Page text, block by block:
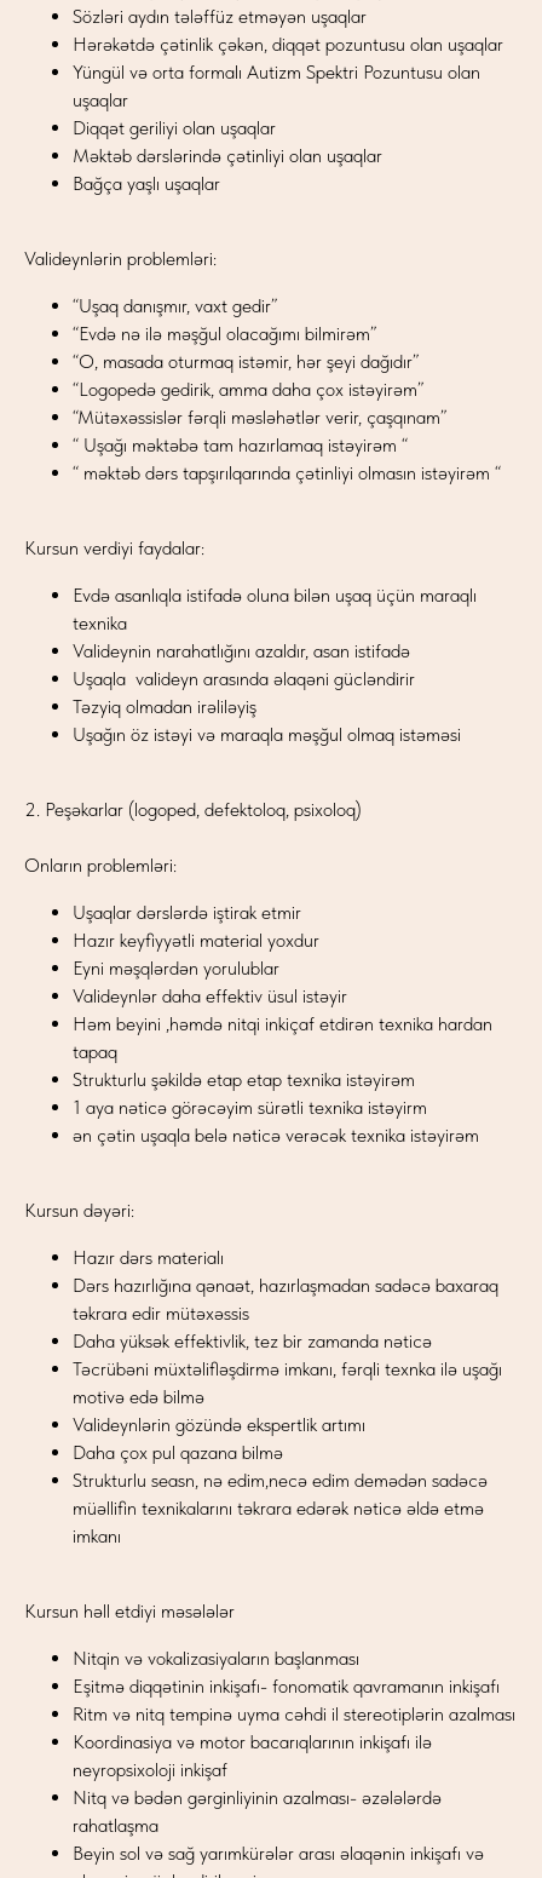
Sözləri aydın tələffüz etməyən uşaqlar
Hərəkətdə çətinlik çəkən, diqqət pozuntusu olan uşaqlar
Yüngül və orta formalı Autizm Spektri Pozuntusu olan
uşaqlar
Diqqət geriliyi olan uşaqlar
Məktəb dərslərində çətinliyi olan uşaqlar
Bağça yaşlı uşaqlar
Valideynlərin problemləri:
“Uşaq danışmır, vaxt gedir”
“Evdə nə ilə məşğul olacağımı bilmirəm”
“O, masada oturmaq istəmir, hər şeyi dağıdır”
“Logopedə gedirik, amma daha çox istəyirəm”
“Mütəxəssislər fərqli məsləhətlər verir, çaşqınam”
“ Uşağı məktəbə tam hazırlamaq istəyirəm “
“ məktəb dərs tapşırılqarında çətinliyi olmasın istəyirəm “
Kursun verdiyi faydalar:
Evdə asanlıqla istifadə oluna bilən uşaq üçün maraqlı
texnika
Valideynin narahatlığını azaldır, asan istifadə
Uşaqla valideyn arasında əlaqəni gücləndirir
Təzyiq olmadan irəliləyiş
Uşağın öz istəyi və maraqla məşğul olmaq istəməsi
2. Peşəkarlar (logoped, defektoloq, psixoloq)
Onların problemləri:
Uşaqlar dərslərdə iştirak etmir
Hazır keyfiyyətli material yoxdur
Eyni məşqlərdən yorulublar
Valideynlər daha effektiv üsul istəyir
Həm beyini ,həmdə nitqi inkiçaf etdirən texnika hardan
tapaq
Strukturlu şəkildə etap etap texnika istəyirəm
1 aya nəticə görəcəyim sürətli texnika istəyirm
ən çətin uşaqla belə nəticə verəcək texnika istəyirəm
Kursun dəyəri:
Hazır dərs materialı
Dərs hazırlığına qənaət, hazırlaşmadan sadəcə baxaraq
təkrara edir mütəxəssis
Daha yüksək effektivlik, tez bir zamanda nəticə
Təcrübəni müxtəlifləşdirmə imkanı, fərqli texnka ilə uşağı
motivə edə bilmə
Valideynlərin gözündə ekspertlik artımı
Daha çox pul qazana bilmə
Strukturlu seasn, nə edim,necə edim demədən sadəcə
müəllifin texnikalarını təkrara edərək nəticə əldə etmə
imkanı
Kursun həll etdiyi məsələlər
Nitqin və vokalizasiyaların başlanması
Eşitmə diqqətinin inkişafı- fonomatik qavramanın inkişafı
Ritm və nitq tempinə uyma cəhdi il stereotiplərin azalması
Koordinasiya və motor bacarıqlarının inkişafı ilə
neyropsixoloji inkişaf
Nitq və bədən gərginliyinin azalması- əzələlərdə
rahatlaşma
Beyin sol və sağ yarımkürələr arası əlaqənin inkişafı və